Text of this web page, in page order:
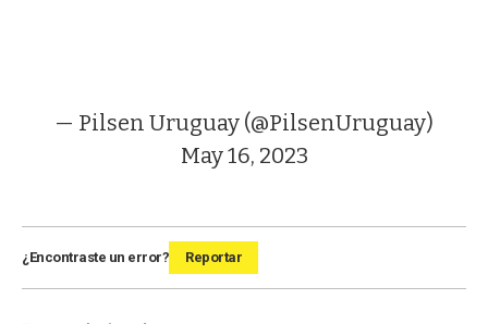
— Pilsen Uruguay (@PilsenUruguay)
May 16, 2023
¿Encontraste un error? Reportar